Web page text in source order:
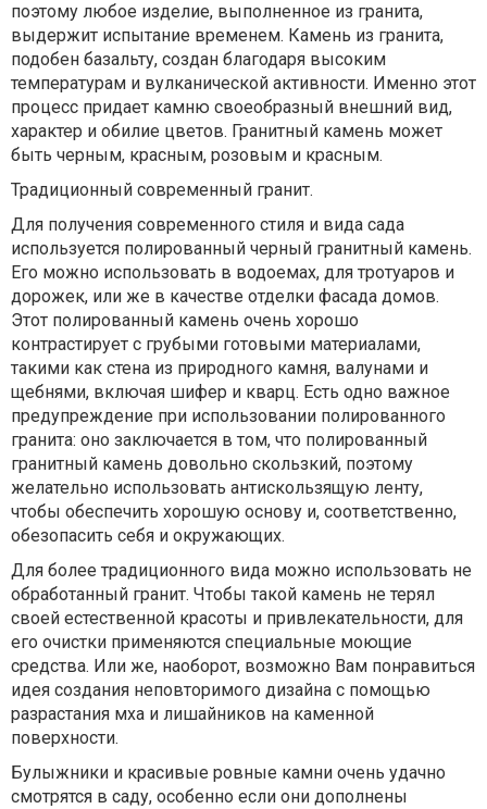
поэтому любое изделие, выполненное из гранита,
выдержит испытание временем. Камень из гранита,
подобен базальту, создан благодаря высоким
температурам и вулканической активности. Именно этот
процесс придает камню своеобразный внешний вид,
характер и обилие цветов. Гранитный камень может
быть черным, красным, розовым и красным.
Традиционный современный гранит.
Для получения современного стиля и вида сада
используется полированный черный гранитный камень.
Его можно использовать в водоемах, для тротуаров и
дорожек, или же в качестве отделки фасада домов.
Этот полированный камень очень хорошо
контрастирует с грубыми готовыми материалами,
такими как стена из природного камня, валунами и
щебнями, включая шифер и кварц. Есть одно важное
предупреждение при использовании полированного
гранита: оно заключается в том, что полированный
гранитный камень довольно скользкий, поэтому
желательно использовать антискользящую ленту,
чтобы обеспечить хорошую основу и, соответственно,
обезопасить себя и окружающих.
Для более традиционного вида можно использовать не
обработанный гранит. Чтобы такой камень не терял
своей естественной красоты и привлекательности, для
его очистки применяются специальные моющие
средства. Или же, наоборот, возможно Вам понравиться
идея создания неповторимого дизайна с помощью
разрастания мха и лишайников на каменной
поверхности.
Булыжники и красивые ровные камни очень удачно
смотрятся в саду, особенно если они дополнены